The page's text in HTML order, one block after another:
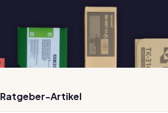
Ratgeber-Artikel